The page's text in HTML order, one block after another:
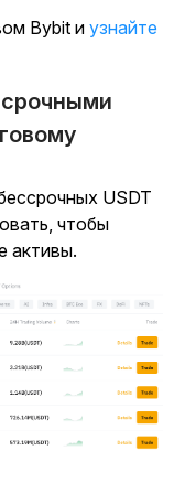
Bybit иузнайте
USDT
чтобы
активы.